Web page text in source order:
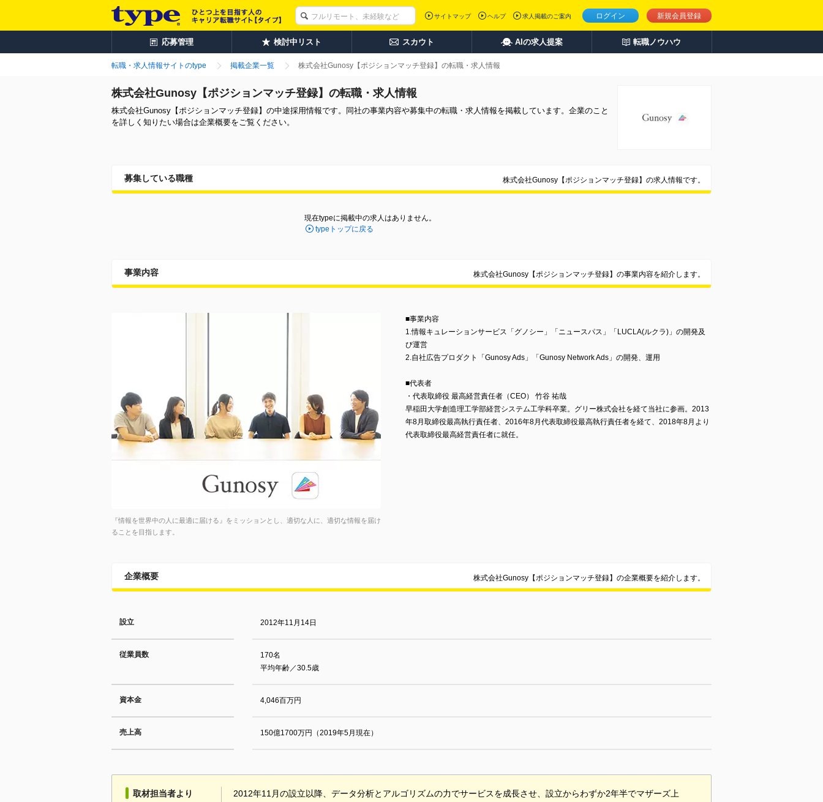
ログイン 新規会員登録
サイトマップ ヘルプ 求人掲載のご案内
応募管理 検討中リスト スカウト AIの求人提案 転職ノウハウ
転職・求人情報サイトのtype 掲載企業一覧 株式会社Gunosy【ポジションマッチ登録】の転職・求人情報
株式会社Gunosy【ポジションマッチ登録】の転職・求人情報
株式会社Gunosy【ポジションマッチ登録】の中途採用情報です。同社の事業内容や募集中の転職・求人情報を掲載しています。企業のこと
を詳しく知りたい場合は企業概要をご覧ください。
募集している職種 株式会社Gunosy【ポジションマッチ登録】の求人情報です。
現在typeに掲載中の求人はありません。
typeトップに戻る
事業内容 株式会社Gunosy【ポジションマッチ登録】の事業内容を紹介します。
『情報を世界中の人に最適に届ける』をミッションとし、適切な人に、適切な情報を届け
ることを目指します。
■事業内容
1.情報キュレーションサービス「グノシー」「ニュースパス」「LUCLA(ルクラ)」の開発及
び運営
2.自社広告プロダクト「Gunosy Ads」「Gunosy Network Ads」の開発、運用
■代表者
・代表取締役 最高経営責任者（CEO） 竹谷 祐哉
早稲田大学創造理工学部経営システム工学科卒業。グリー株式会社を経て当社に参画。2013
年8月取締役最高執行責任者、2016年8月代表取締役最高執行責任者を経て、2018年8月より
代表取締役最高経営責任者に就任。
企業概要 株式会社Gunosy【ポジションマッチ登録】の企業概要を紹介します。
設立 2012年11月14日
従業員数
170名
平均年齢／30.5歳
資本金 4,046百万円
売上高 150億1700万円（2019年5月現在）
取材担当者より
2012年11月の設立以降、データ分析とアルゴリズムの力でサービスを成長させ、設立からわずか2年半でマザーズ上